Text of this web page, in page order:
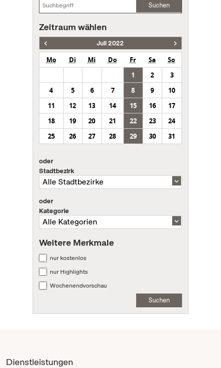
Suchen
Zeitraum wählen
Juli 2022
Mo Di Mi Do Fr Sa
So
1
2
3
4
5 6 7 8 9
10
11
12 13 14 15 16
17
18
19 20 21 22 23
24
25
26 27 28 29 30 31
oder
Stadtbezirk
oder
Kategorie
Weitere Merkmale
nur kostenlos
nur Highlights
Wochenendvorschau
Suchen
Dienstleistungen